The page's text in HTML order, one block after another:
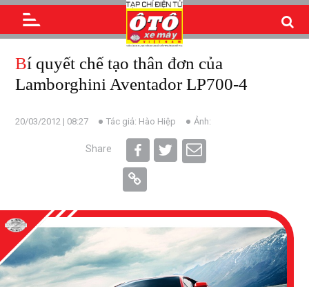
Bí quyết chế tạo thân đơn của
Lamborghini Aventador LP700-4
20/03/2012 | 08:27 Tác giả: Hào Hiệp Ảnh:
Share